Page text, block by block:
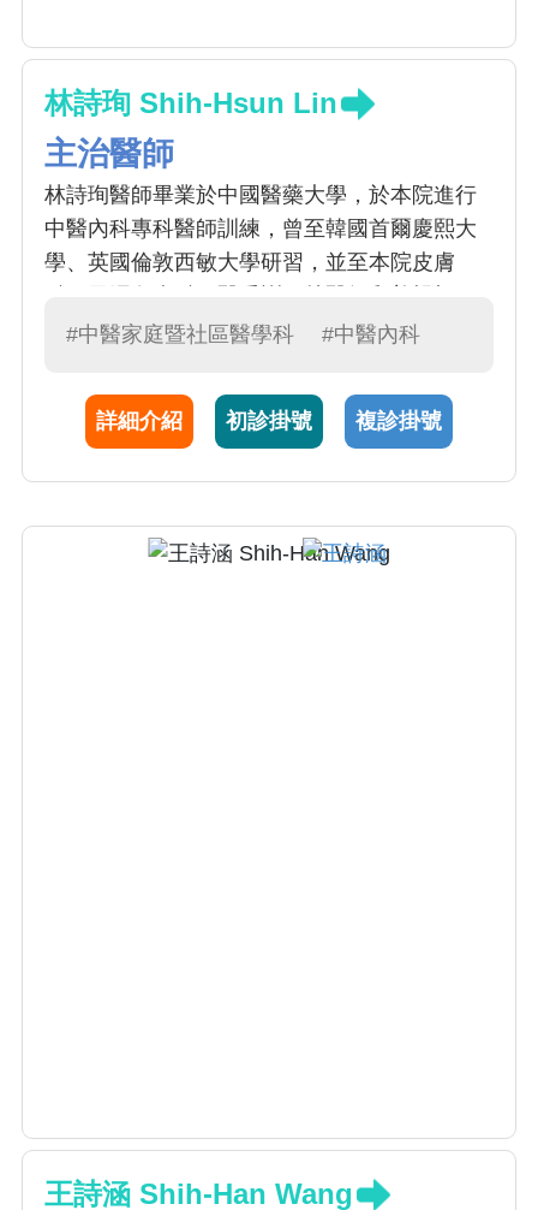
林詩珣 Shih-Hsun Lin
主治醫師
林詩珣醫師畢業於中國醫藥大學，於本院進行
中醫內科專科醫師訓練，曾至韓國首爾慶熙大
學、英國倫敦西敏大學研習，並至本院皮膚
平易近人，看診細心認真、詳細把脈診斷，鑽
領域，以中藥、針灸等方式進行整體性調理，
並給予飲食衛教與生活作息建議，期望帶給民
#中醫家庭暨社區醫學科 #中醫內科
詳細介紹 初診掛號 複診掛號
王詩涵 Shih-Han Wang